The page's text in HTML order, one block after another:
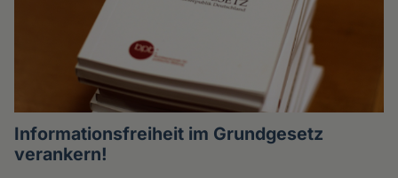
Informationsfreiheit im Grundgesetz
verankern!